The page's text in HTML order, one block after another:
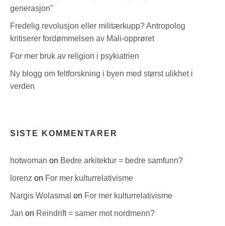
generasjon"
Fredelig revolusjon eller militærkupp? Antropolog
kritiserer fordømmelsen av Mali-opprøret
For mer bruk av religion i psykiatrien
Ny blogg om feltforskning i byen med størst ulikhet i
verden
SISTE KOMMENTARER
hotwoman on Bedre arkitektur = bedre samfunn?
lorenz on For mer kulturrelativisme
Nargis Wolasmal on For mer kulturrelativisme
Jan on Reindrift = samer mot nordmenn?